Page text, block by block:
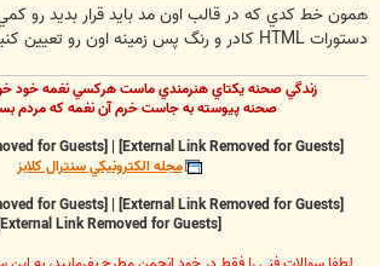
همون خط کدي که در قالب اون مد بايد قرار بديد رو کمي
دستورات HTML کادر و رنگ پس زمينه اون رو تعيين کنيد
زندگي صحنه يکتاي هنرمندي ماست هرکسي نغمه خود
صحنه پيوسته به جاست خرم آن نغمه که مردم
|
مجله الکترونيکي سنترال کلابز
|